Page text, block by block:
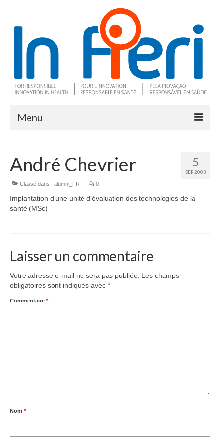
Menu
Ce qu’est l’IRS
Deux outils clés
Programme de recherche
English
5
SEP 2003
André Chevrier
Classé dans : alumni_FR | 0
Implantation d’une unité d’évaluation des technologies de la
santé (MSc)
Laisser un commentaire
Votre adresse e-mail ne sera pas publiée.
Les champs
obligatoires sont indiqués avec *
Commentaire *
Nom *